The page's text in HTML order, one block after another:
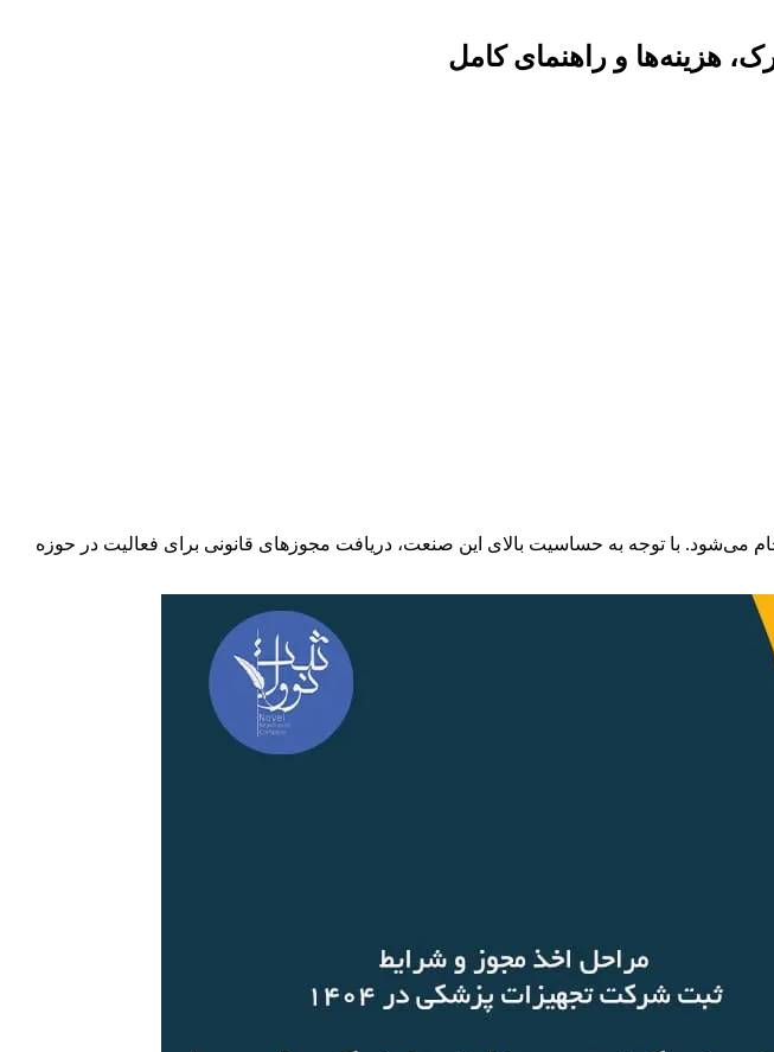
1405 با قوانین جدید و مدارک مشخصی انجام می‌شود. با توجه به حساسیت بالای این صنعت، دریافت مجوزهای قانونی برای فعالیت در حوزه